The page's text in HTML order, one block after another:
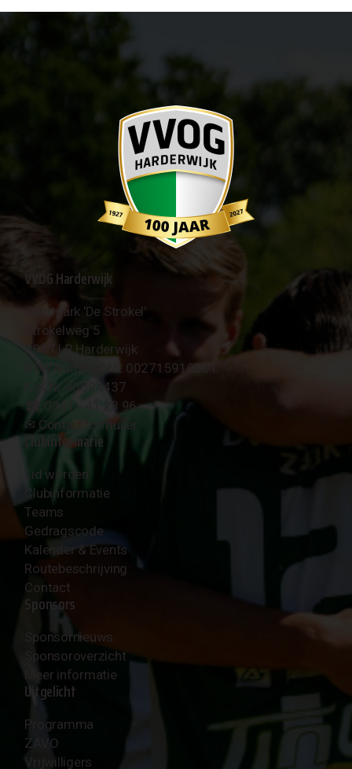
VVOG Harderwijk
Sportpark 'De Strokel'
Strokelweg 5
3847 LR Harderwijk
BTW Nummer NL 002715910B01
KvK Nr 40094437
☎︎ 0341 - 41 28 96
✉︎ Contactformulier
Clubinformatie
Lid worden
Clubinformatie
Teams
Gedragscode
Kalender & Events
Routebeschrijving
Contact
Sponsors
Sponsornieuws
Sponsoroverzicht
Meer informatie
Uitgelicht
Programma
ZAVO
Vrijwilligers